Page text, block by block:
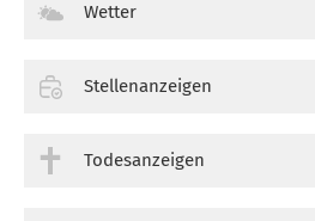
Wetter
Stellenanzeigen
Todesanzeigen